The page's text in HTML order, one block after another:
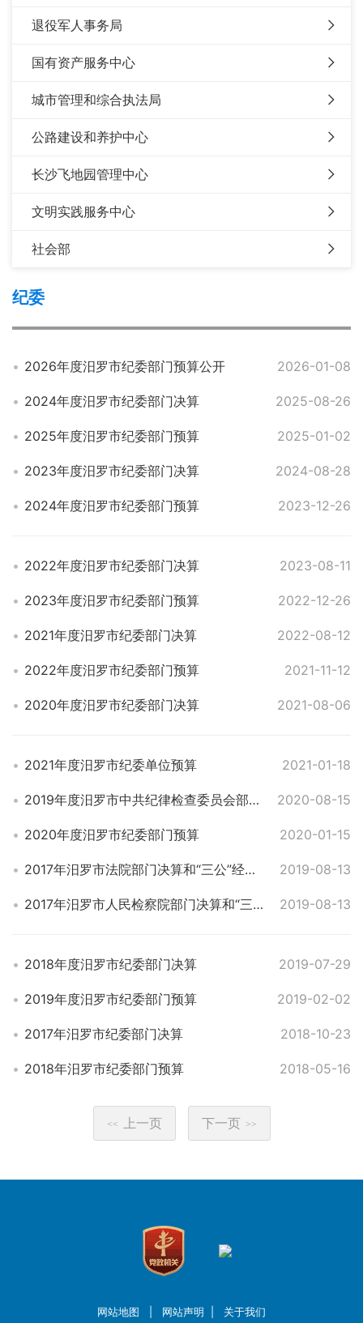
退役军人事务局
国有资产服务中心
城市管理和综合执法局
公路建设和养护中心
长沙飞地园管理中心
文明实践服务中心
社会部
纪委
2026年度汨罗市纪委部门预算公开 2026-01-08
2024年度汨罗市纪委部门决算 2025-08-26
2025年度汨罗市纪委部门预算 2025-01-02
2023年度汨罗市纪委部门决算 2024-08-28
2024年度汨罗市纪委部门预算 2023-12-26
2022年度汨罗市纪委部门决算 2023-08-11
2023年度汨罗市纪委部门预算 2022-12-26
2021年度汨罗市纪委部门决算 2022-08-12
2022年度汨罗市纪委部门预算 2021-11-12
2020年度汨罗市纪委部门决算 2021-08-06
2021年度汨罗市纪委单位预算 2021-01-18
2019年度汨罗市中共纪律检查委员会部门决算 2020-08-15
2020年度汨罗市纪委部门预算 2020-01-15
2017年汨罗市法院部门决算和“三公”经费决算 公开表 2019-08-13
2017年汨罗市人民检察院部门决算和“三公”经费决算公开表 2019-08-13
2018年度汨罗市纪委部门决算 2019-07-29
2019年度汨罗市纪委部门预算 2019-02-02
2017年汨罗市纪委部门决算 2018-10-23
2018年汨罗市纪委部门预算 2018-05-16
<< 上一页 下一页 >>
网站地图 网站声明 关于我们